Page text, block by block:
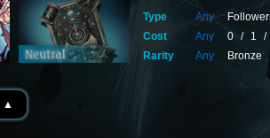
Type Any
Cost
Any 0 / 1
/
Rarity
Any Bronze
▲